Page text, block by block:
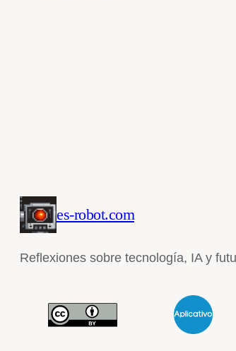
es-robot.com
Reflexiones sobre tecnología, IA y